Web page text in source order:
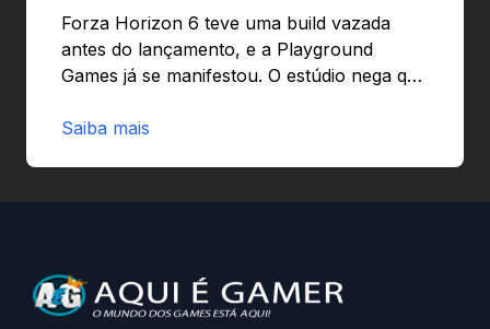
Forza Horizon 6 teve uma build vazada
antes do lançamento, e a Playground
Games já se manifestou. O estúdio nega que
preload e avisa que quem usar versões não
da Playground: negação do preload,
medidas contra acessos não autorizados
Saiba mais